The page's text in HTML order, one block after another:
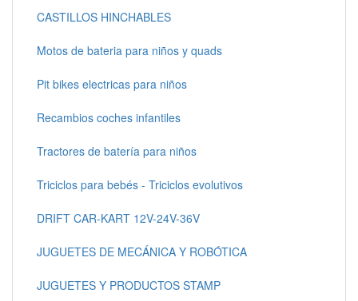
CASTILLOS HINCHABLES
Motos de bateria para niños y quads
Pit bikes electricas para niños
Recambios coches infantiles
Tractores de batería para niños
Triciclos para bebés - Triciclos evolutivos
DRIFT CAR-KART 12V-24V-36V
JUGUETES DE MECÁNICA Y ROBÓTICA
JUGUETES Y PRODUCTOS STAMP